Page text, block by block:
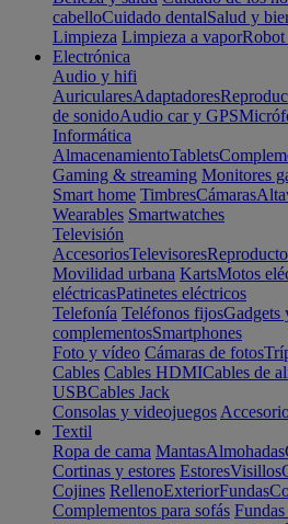
cabelloCuidado dentalSalud y
Limpieza Limpieza a vaporRobot
Electrónica
Audio y hifi
AuricularesAdaptadores
de sonidoAudio car y GPS
Informática
AlmacenamientoTablets
Gaming & streaming Monitores
Smart home TimbresCámaras
Wearables Smartwatches
Televisión
AccesoriosTelevisores
Movilidad urbana KartsMotos
eléctricasPatinetes eléctricos
Telefonía Teléfonos fijosGadgets
complementosSmartphones
Foto y vídeo Cámaras de fotos
Cables Cables HDMICables de
USBCables Jack
Consolas y videojuegos
Textil
Ropa de cama MantasAlmohadas
Cortinas y estores EstoresVisillos
Cojines RellenoExteriorFundas
Complementos para sofás